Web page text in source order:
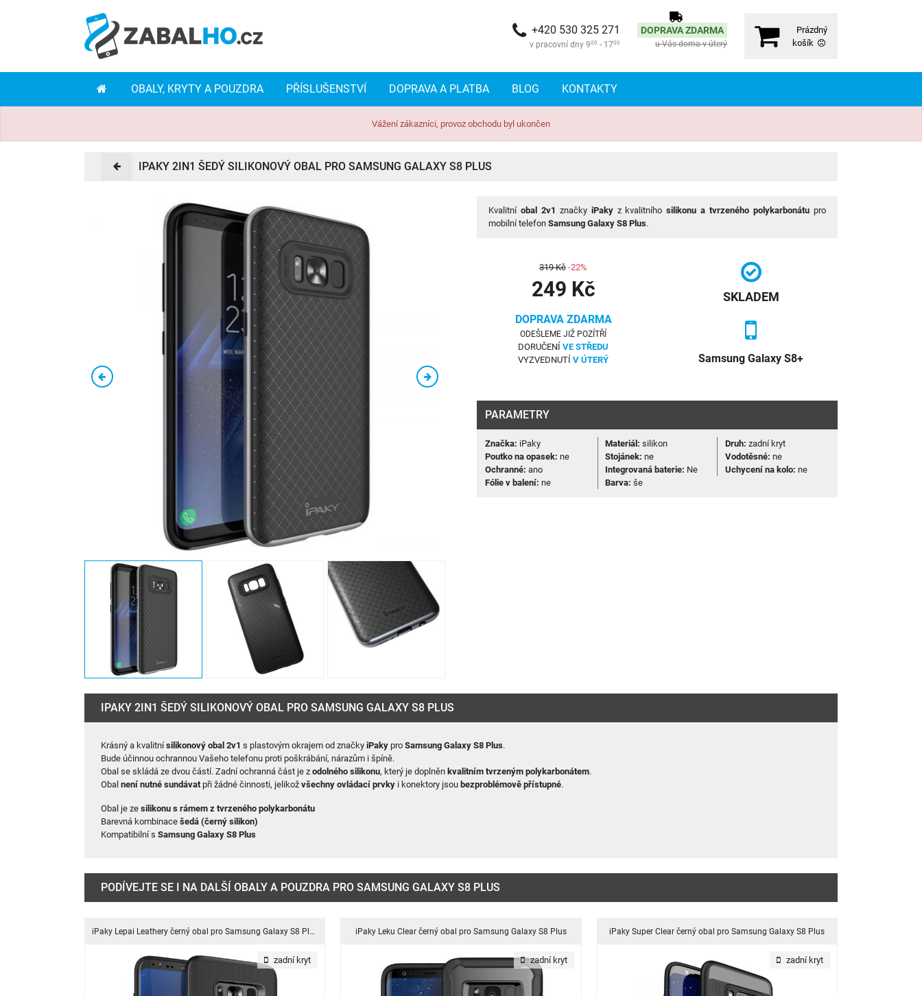
Prázdný
košík
DOPRAVA ZDARMA
u Vás doma v úterý
+420 530 325 271
v pracovní dny 900 - 1700
OBALY, KRYTY A POUZDRA PŘÍSLUŠENSTVÍ DOPRAVA A PLATBA BLOG KONTAKTY
Vážení zákazníci, provoz obchodu byl ukončen
IPAKY 2IN1 ŠEDÝ SILIKONOVÝ OBAL PRO SAMSUNG GALAXY S8 PLUS
Kvalitní obal 2v1 značky iPakyz kvalitníhosilikonu a tvrzeného polykarbonátu pro
mobilní telefonSamsung Galaxy S8 Plus.
319 Kč -22%
249 Kč
DOPRAVA ZDARMA
ODEŠLEME JIŽ POZÍTŘÍ
DORUČENÍVE STŘEDU
VYZVEDNUTÍV ÚTERÝ
SKLADEM
Samsung Galaxy S8+
PARAMETRY
Značka: iPaky Materiál: silikon Druh: zadní kryt
Poutko na opasek: ne Stojánek: ne Vodotěsné: ne
Ochranné: ano Integrovaná baterie: Ne Uchycení na kolo: ne
Fólie v balení: ne Barva: še
IPAKY 2IN1 ŠEDÝ SILIKONOVÝ OBAL PRO SAMSUNG GALAXY S8 PLUS
Krásný a kvalitnísilikonový obal 2v1 s plastovým okrajem od značkyiPaky proSamsung Galaxy S8 Plus.
Bude účinnou ochrannou Vašeho telefonu proti poškrábání, nárazům i špíně.
Obal se skládá ze dvou částí. Zadní ochranná část je zodolného silikonu, který je doplněn kvalitním tvrzeným polykarbonátem.
Obalnení nutné sundávatpři žádné činnosti, jelikožvšechny ovládací prvky i konektory jsou bezproblémově přístupné.
Obal je zesilikonu s rámem z tvrzeného polykarbonátu
Barevná kombinacešedá (černý silikon)
Kompatibilní sSamsung Galaxy S8 Plus
PODÍVEJTE SE I NA DALŠÍ OBALY A POUZDRA PRO SAMSUNG GALAXY S8 PLUS
iPaky Lepai Leathery černý obal pro Samsung Galaxy S8 Plus
zadní kryt
iPaky Leku Clear černý obal pro Samsung Galaxy S8 Plus
zadní kryt
iPaky Super Clear černý obal pro Samsung Galaxy S8 Plus
zadní kryt